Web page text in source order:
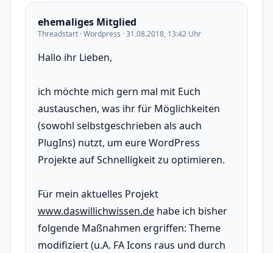
ehemaliges Mitglied
Threadstart · Wordpress · 31.08.2018, 13:42 Uhr
Hallo ihr Lieben,
ich möchte mich gern mal mit Euch
austauschen, was ihr für Möglichkeiten
(sowohl selbstgeschrieben als auch
PlugIns) nutzt, um eure WordPress
Projekte auf Schnelligkeit zu optimieren.
Für mein aktuelles Projekt
www.daswillichwissen.de habe ich bisher
folgende Maßnahmen ergriffen: Theme
modifiziert (u.A. FA Icons raus und durch